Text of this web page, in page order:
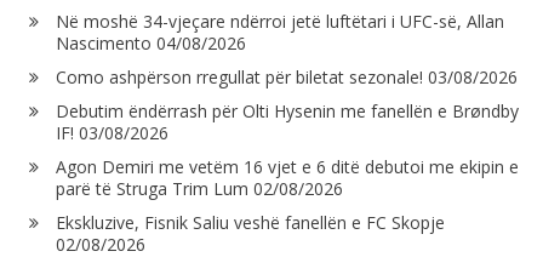
Në moshë 34-vjeçare ndërroi jetë luftëtari i UFC-së, Allan
Nascimento 04/08/2026
Como ashpërson rregullat për biletat sezonale! 03/08/2026
Debutim ëndërrash për Olti Hysenin me fanellën e Brøndby
IF! 03/08/2026
Agon Demiri me vetëm 16 vjet e 6 ditë debutoi me ekipin e
parë të Struga Trim Lum 02/08/2026
Ekskluzive, Fisnik Saliu veshë fanellën e FC Skopje
02/08/2026